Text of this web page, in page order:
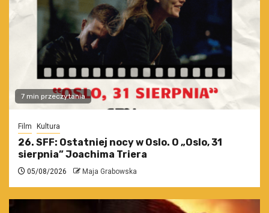
7 min przeczytania
Film Kultura
26. SFF: Ostatniej nocy w Oslo. O „Oslo, 31
sierpnia” Joachima Triera
05/08/2026 Maja Grabowska